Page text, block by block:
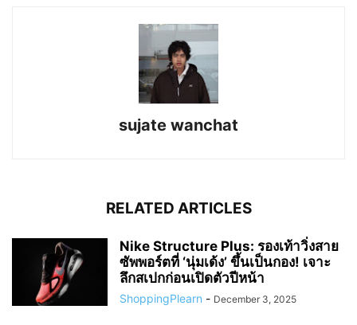
sujate wanchat
RELATED ARTICLES
Nike Structure Plus: รองเท้าวิ่งสาย
ซัพพอร์ตที่ ‘นุ่มเด้ง’ ขึ้นเป็นกอง! เจาะ
ลึกสเปกก่อนเปิดตัวปีหน้า
ShoppingPlearn - December 3, 2025